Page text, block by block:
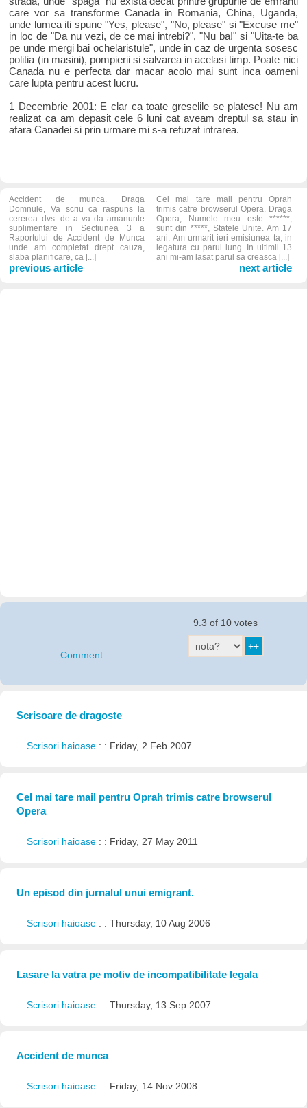
care vor sa transforme Canada in Romania, China, Uganda,
unde lumea iti spune "Yes, please", "No, please" si "Excuse me"
in loc de "Da nu vezi, de ce mai intrebi?", "Nu ba!" si "Uita-te ba
pe unde mergi bai ochelaristule", unde in caz de urgenta sosesc
politia (in masini), pompierii si salvarea in acelasi timp. Poate nici
Canada nu e perfecta dar macar acolo mai sunt inca oameni
care lupta pentru acest lucru.
1 Decembrie 2001: E clar ca toate greselile se platesc! Nu am
realizat ca am depasit cele 6 luni cat aveam dreptul sa stau in
afara Canadei si prin urmare mi s-a refuzat intrarea.
Accident de munca. Draga
Domnule, Va scriu ca raspuns la
cererea dvs. de a va da amanunte
suplimentare in Sectiunea 3 a
Raportului de Accident de Munca
unde am completat drept cauza,
slaba planificare, ca [...]
previous article
Cel mai tare mail pentru Oprah
trimis catre browserul Opera. Draga
Opera, Numele meu este ******,
sunt din *****, Statele Unite. Am 17
ani. Am urmarit ieri emisiunea ta, in
legatura cu parul lung. In ultimii 13
ani mi-am lasat parul sa creasca [...]
next article
Comment
9.3 of 10 votes
Scrisoare de dragoste
Scrisori haioase : : Friday, 2 Feb 2007
Cel mai tare mail pentru Oprah trimis catre browserul
Opera
Scrisori haioase : : Friday, 27 May 2011
Un episod din jurnalul unui emigrant.
Scrisori haioase : : Thursday, 10 Aug 2006
Lasare la vatra pe motiv de incompatibilitate legala
Scrisori haioase : : Thursday, 13 Sep 2007
Accident de munca
Scrisori haioase : : Friday, 14 Nov 2008